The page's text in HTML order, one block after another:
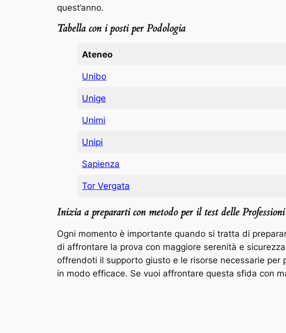
quest’anno.
Tabella con i posti per Podologia
Ateneo
Unibo
Unige
Unimi
Unipi
Sapienza
Tor Vergata
Inizia a prepararti con metodo per il test delle
Ogni momento è importante quando si tratta di
di affrontare la prova con maggiore serenità e
offrendoti il supporto giusto e le risorse necessarie
in modo efficace. Se vuoi affrontare questa sfida con